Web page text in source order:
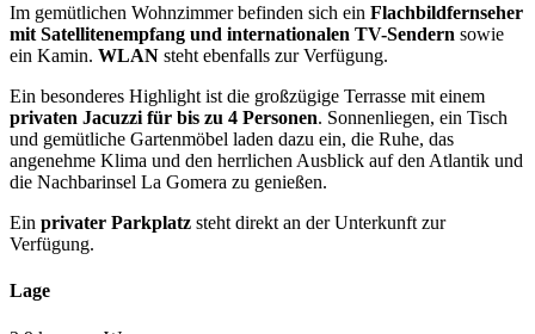
Im gemütlichen Wohnzimmer befinden sich ein Flachbildfernseher
mit Satellitenempfang und internationalen TV-Sendern sowie
ein Kamin. WLAN steht ebenfalls zur Verfügung.
Ein besonderes Highlight ist die großzügige Terrasse mit einem
privaten Jacuzzi für bis zu 4 Personen. Sonnenliegen, ein Tisch
und gemütliche Gartenmöbel laden dazu ein, die Ruhe, das
angenehme Klima und den herrlichen Ausblick auf den Atlantik und
die Nachbarinsel La Gomera zu genießen.
Ein privater Parkplatz steht direkt an der Unterkunft zur
Verfügung.
Lage